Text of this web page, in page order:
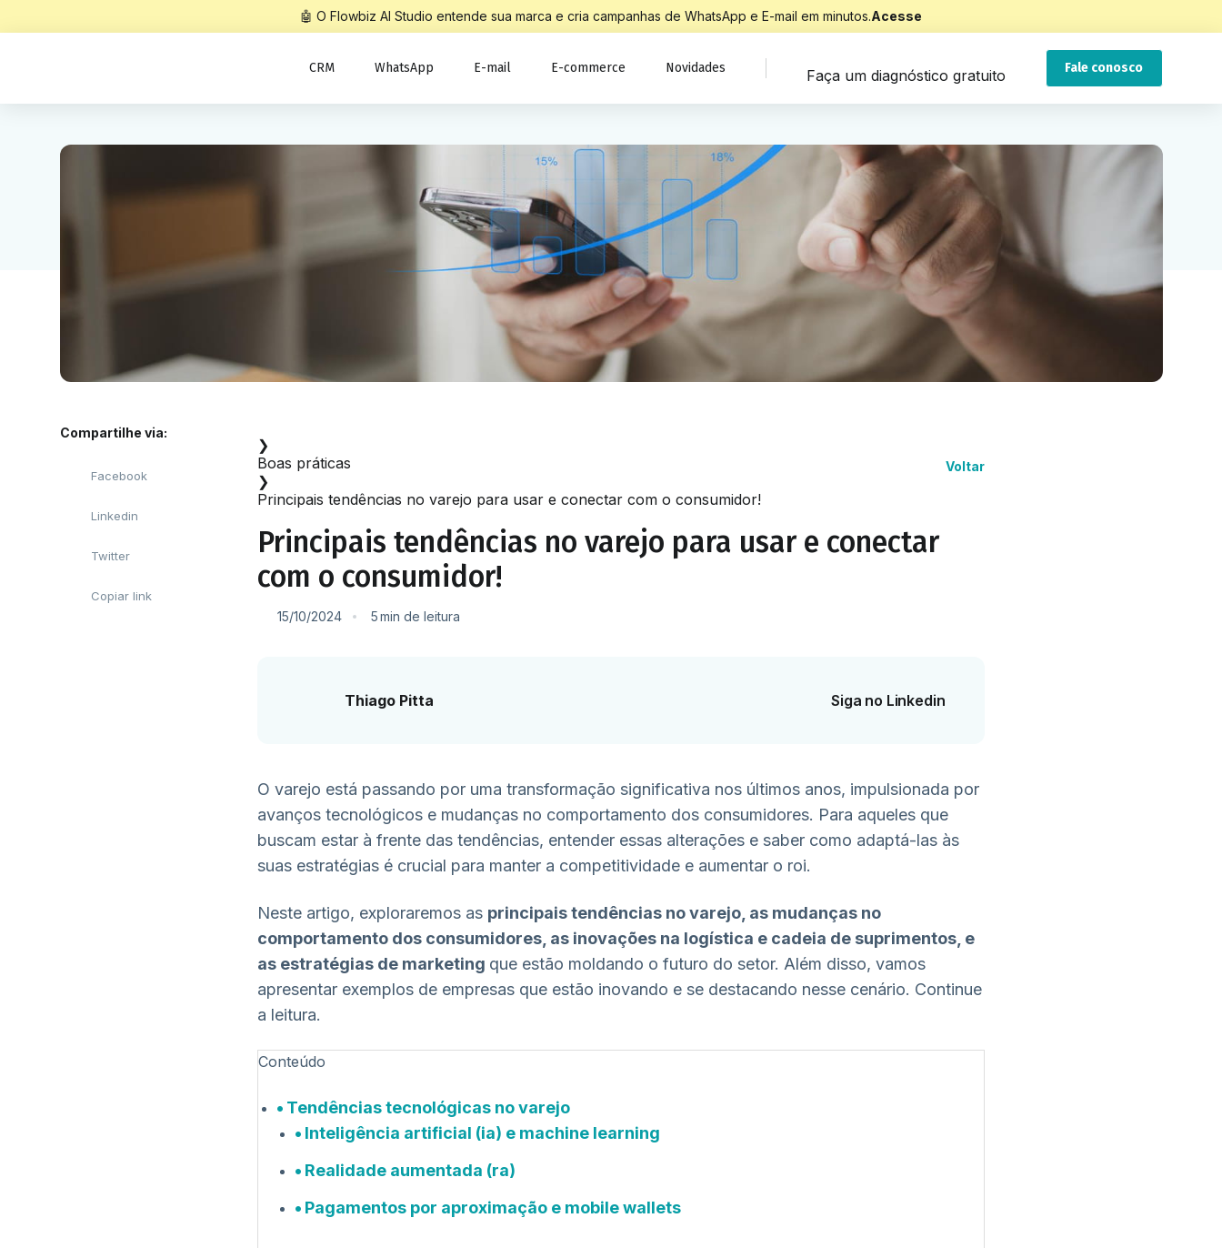
🤖 O Flowbiz AI Studio entende sua marca e cria campanhas de WhatsApp e E-mail em minutos.Acesse
CRM WhatsApp E-mail E-commerce Novidades Faça um diagnóstico gratuito Fale conosco
Compartilhe via:
Facebook
Linkedin
Twitter
Copiar link
❯
Boas práticas
❯
Principais tendências no varejo para usar e conectar com o consumidor!
Voltar
Principais tendências no varejo para usar e conectar
com o consumidor!
15/10/2024 5min de leitura
Thiago Pitta Siga no Linkedin
O varejo está passando por uma transformação significativa nos últimos anos, impulsionada por
avanços tecnológicos e mudanças no comportamento dos consumidores. Para aqueles que
buscam estar à frente das tendências, entender essas alterações e saber como adaptá-las às
suas estratégias é crucial para manter a competitividade e aumentar o roi.
Neste artigo, exploraremos as principais tendências no varejo, as mudanças no
comportamento dos consumidores, as inovações na logística e cadeia de suprimentos, e
as estratégias de marketing que estão moldando o futuro do setor. Além disso, vamos
apresentar exemplos de empresas que estão inovando e se destacando nesse cenário. Continue
a leitura.
Conteúdo
Tendências tecnológicas no varejo
Inteligência artificial (ia) e machine learning
Realidade aumentada (ra)
Pagamentos por aproximação e mobile wallets